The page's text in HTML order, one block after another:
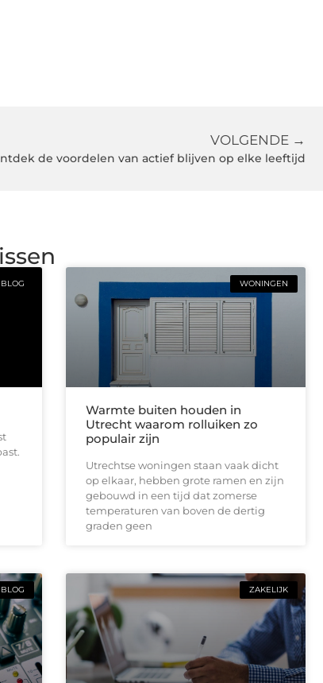
VOLGENDE →
de voordelen van actief blijven op elke leeftijd
BLOG WONINGEN
Warmte buiten houden in
Utrecht waarom rolluiken zo
populair zijn
Utrechtse woningen staan vaak dicht
op elkaar, hebben grote ramen en zijn
gebouwd in een tijd dat zomerse
temperaturen van boven de dertig
graden geen
BLOG ZAKELIJK